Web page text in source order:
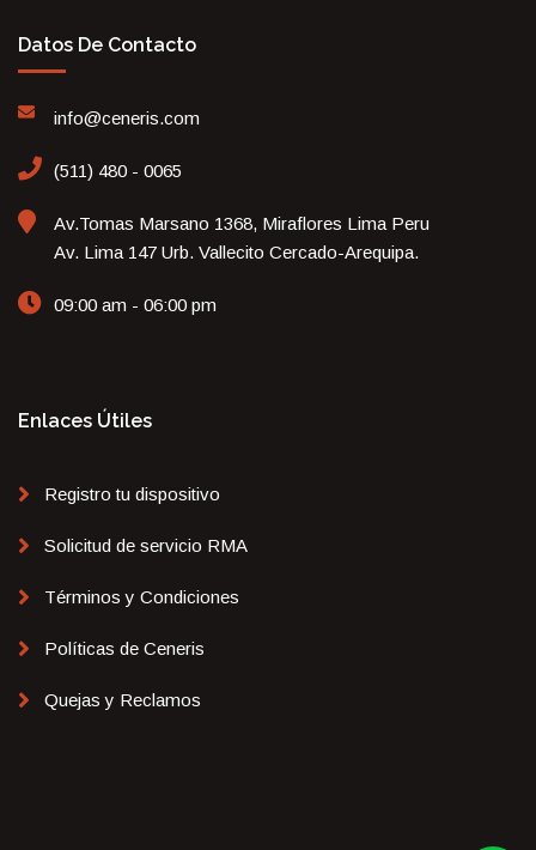
Datos De Contacto
info@ceneris.com
(511) 480 - 0065
Av.Tomas Marsano 1368, Miraflores Lima Peru
Av. Lima 147 Urb. Vallecito Cercado-Arequipa.
09:00 am - 06:00 pm
Enlaces Útiles
Registro tu dispositivo
Solicitud de servicio RMA
Términos y Condiciones
Políticas de Ceneris
Quejas y Reclamos